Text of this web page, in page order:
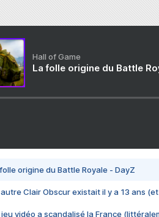
Hall of Game
La folle origine du Battle
origine du Battle Royale - DayZ
Clair Obscur existait il y a 13 ans
vidéo a scandalisé la France